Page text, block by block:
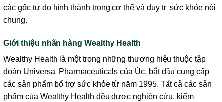
các gốc tự do hình thành trong cơ thể và duy trì sức khỏe nói
chung.
Giới thiệu nhãn hàng Wealthy Health
Wealthy Health là một trong những thương hiệu thuộc tập
đoàn Universal Pharmaceuticals của Úc, bắt đầu cung cấp
các sản phẩm bổ trợ sức khỏe từ năm 1995. Tất cả các sản
phẩm của Wealthy Health đều được nghiên cứu, kiểm